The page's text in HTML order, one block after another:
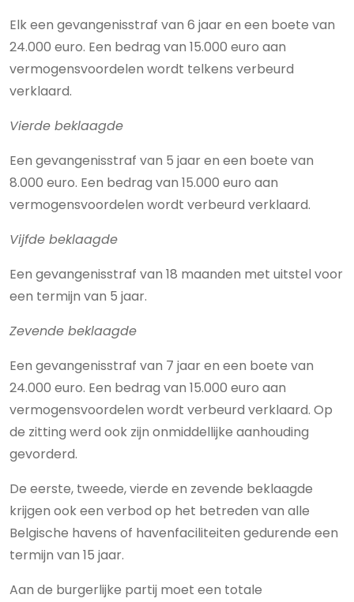
Elk een gevangenisstraf van 6 jaar en een boete van
24.000 euro. Een bedrag van 15.000 euro aan
vermogensvoordelen wordt telkens verbeurd
verklaard.
Vierde beklaagde
Een gevangenisstraf van 5 jaar en een boete van
8.000 euro. Een bedrag van 15.000 euro aan
vermogensvoordelen wordt verbeurd verklaard.
Vijfde beklaagde
Een gevangenisstraf van 18 maanden met uitstel voor
een termijn van 5 jaar.
Zevende beklaagde
Een gevangenisstraf van 7 jaar en een boete van
24.000 euro. Een bedrag van 15.000 euro aan
vermogensvoordelen wordt verbeurd verklaard. Op
de zitting werd ook zijn onmiddellijke aanhouding
gevorderd.
De eerste, tweede, vierde en zevende beklaagde
krijgen ook een verbod op het betreden van alle
Belgische havens of havenfaciliteiten gedurende een
termijn van 15 jaar.
Aan de burgerlijke partij moet een totale